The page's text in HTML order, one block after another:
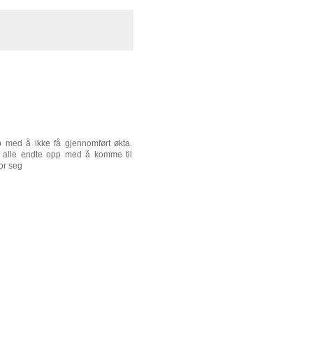
å ikke få gjennomført økta.
endte opp med å komme til
seg